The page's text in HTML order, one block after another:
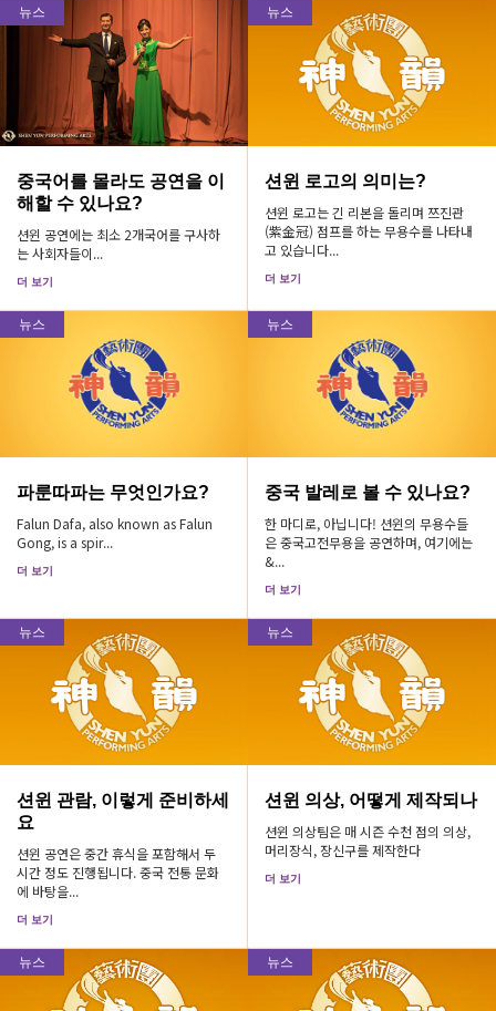
뉴스
중국어를 몰라도 공연을 이
해할 수 있나요?
션윈 공연에는 최소 2개국어를 구사하
는 사회자들이...
더 보기
뉴스
션윈 로고의 의미는?
션윈 로고는 긴 리본을 돌리며 쯔진관
(紫金冠) 점프를 하는 무용수를 나타내
고 있습니다...
더 보기
뉴스
파룬따파는 무엇인가요?
Falun Dafa, also known as Falun
Gong, is a spir...
더 보기
뉴스
중국 발레로 볼 수 있나요?
한 마디로, 아닙니다! 션윈의 무용수들
은 중국고전무용을 공연하며, 여기에는
&...
더 보기
뉴스
션윈 관람, 이렇게 준비하세
요
션윈 공연은 중간 휴식을 포함해서 두
시간 정도 진행됩니다. 중국 전통 문화
에 바탕을...
더 보기
뉴스
션윈 의상, 어떻게 제작되나
션윈 의상팀은 매 시즌 수천 점의 의상,
머리장식, 장신구를 제작한다
더 보기
뉴스 뉴스